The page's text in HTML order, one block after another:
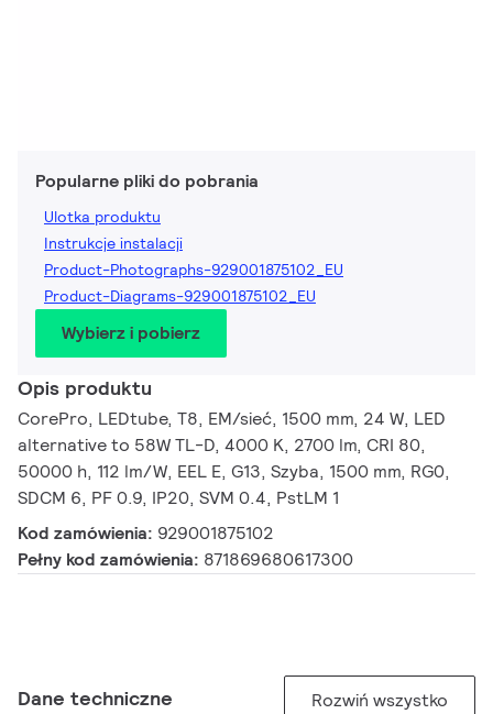
Popularne pliki do pobrania
Ulotka produktu
Instrukcje instalacji
Product-Photographs-929001875102_EU
Product-Diagrams-929001875102_EU
Wybierz i pobierz
Opis produktu
CorePro, LEDtube, T8, EM/sieć, 1500 mm, 24 W, LED
alternative to 58W TL-D, 4000 K, 2700 lm, CRI 80,
50000 h, 112 lm/W, EEL E, G13, Szyba, 1500 mm, RG0,
SDCM 6, PF 0.9, IP20, SVM 0.4, PstLM 1
Kod zamówienia: 929001875102
Pełny kod zamówienia: 871869680617300
Dane techniczne Rozwiń wszystko